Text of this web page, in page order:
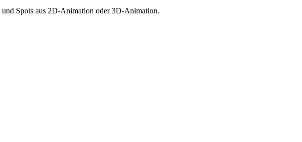
und Spots aus 2D-Animation oder 3D-Animation.